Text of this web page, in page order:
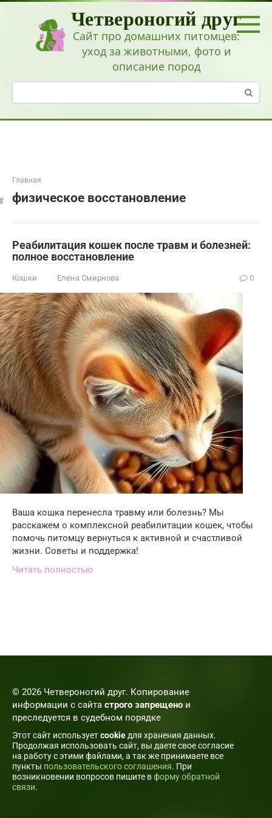
Перейти
Четвероногий друг
Сайт про домашних питомцев:
уход за животными, фото и
описание пород
Поиск:
Главная
физическое восстановление
Реабилитация кошек после травм и болезней:
полное восстановление
Кошки Елена Смирнова 0
Ваша кошка перенесла травму или болезнь? Мы
расскажем о комплексной реабилитации кошек, чтобы
помочь питомцу вернуться к активной и счастливой
жизни. Советы и поддержка!
Читать полностью
© 2026 Четвероногий друг. Копирование
информации с сайта строго запрещено и
преследуется в судебном порядке
Этот сайт используетcookie для хранения данных.
Продолжая использовать сайт, вы даете свое согласие
на работу с этими файлами, а так же принимаете все
пункты пользовательского соглашения. При
возникновении вопросов пишите вформу обратной
связи.